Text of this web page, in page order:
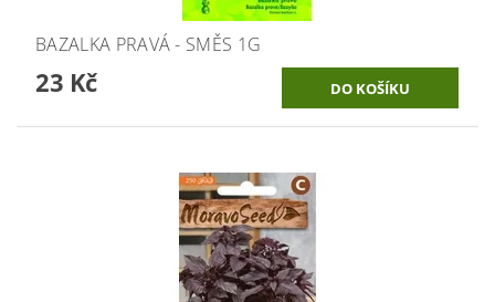
BAZALKA PRAVÁ - SMĚS 1G
23 Kč